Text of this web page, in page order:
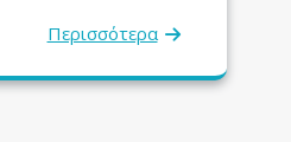
Περισσότερα